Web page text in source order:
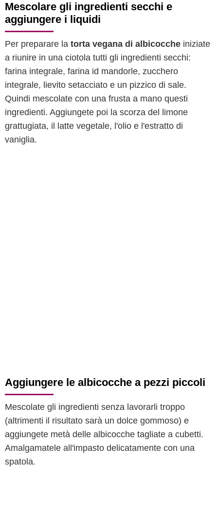
Mescolare gli ingredienti secchi e
aggiungere i liquidi
Per preparare la torta vegana di albicocche iniziate
a riunire in una ciotola tutti gli ingredienti secchi:
farina integrale, farina id mandorle, zucchero
integrale, lievito setacciato e un pizzico di sale.
Quindi mescolate con una frusta a mano questi
ingredienti. Aggiungete poi la scorza del limone
grattugiata, il latte vegetale, l'olio e l'estratto di
vaniglia.
Aggiungere le albicocche a pezzi piccoli
Mescolate gli ingredienti senza lavorarli troppo
(altrimenti il risultato sarà un dolce gommoso) e
aggiungete metà delle albicocche tagliate a cubetti.
Amalgamatele all'impasto delicatamente con una
spatola.